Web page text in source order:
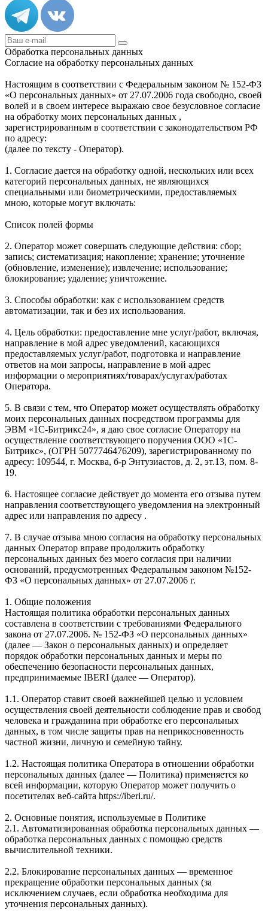
Обработка персональных данных
Согласие на обработку персональных данных
Настоящим в соответствии с Федеральным законом № 152-ФЗ
«О персональных данных» от 27.07.2006 года свободно, своей
волей и в своем интересе выражаю свое безусловное согласие
на обработку моих персональных данных ,
зарегистрированным в соответствии с законодательством РФ
по адресу:
(далее по тексту - Оператор).
1. Согласие дается на обработку одной, нескольких или всех
категорий персональных данных, не являющихся
специальными или биометрическими, предоставляемых
мною, которые могут включать:
Список полей формы
2. Оператор может совершать следующие действия: сбор;
запись; систематизация; накопление; хранение; уточнение
(обновление, изменение); извлечение; использование;
блокирование; удаление; уничтожение.
3. Способы обработки: как с использованием средств
автоматизации, так и без их использования.
4. Цель обработки: предоставление мне услуг/работ, включая,
направление в мой адрес уведомлений, касающихся
предоставляемых услуг/работ, подготовка и направление
ответов на мои запросы, направление в мой адрес
информации о мероприятиях/товарах/услугах/работах
Оператора.
5. В связи с тем, что Оператор может осуществлять обработку
моих персональных данных посредством программы для
ЭВМ «1С-Битрикс24», я даю свое согласие Оператору на
осуществление соответствующего поручения ООО «1С-
Битрикс», (ОГРН 5077746476209), зарегистрированному по
адресу: 109544, г. Москва, б-р Энтузиастов, д. 2, эт.13, пом. 8-
19.
6. Настоящее согласие действует до момента его отзыва путем
направления соответствующего уведомления на электронный
адрес или направления по адресу .
7. В случае отзыва мною согласия на обработку персональных
данных Оператор вправе продолжить обработку
персональных данных без моего согласия при наличии
оснований, предусмотренных Федеральным законом №152-
ФЗ «О персональных данных» от 27.07.2006 г.
1. Общие положения
Настоящая политика обработки персональных данных
составлена в соответствии с требованиями Федерального
закона от 27.07.2006. № 152-ФЗ «О персональных данных»
(далее — Закон о персональных данных) и определяет
порядок обработки персональных данных и меры по
обеспечению безопасности персональных данных,
предпринимаемые IBERI (далее — Оператор).
1.1. Оператор ставит своей важнейшей целью и условием
осуществления своей деятельности соблюдение прав и свобод
человека и гражданина при обработке его персональных
данных, в том числе защиты прав на неприкосновенность
частной жизни, личную и семейную тайну.
1.2. Настоящая политика Оператора в отношении обработки
персональных данных (далее — Политика) применяется ко
всей информации, которую Оператор может получить о
посетителях веб-сайта https://iberi.ru/.
2. Основные понятия, используемые в Политике
2.1. Автоматизированная обработка персональных данных —
обработка персональных данных с помощью средств
вычислительной техники.
2.2. Блокирование персональных данных — временное
прекращение обработки персональных данных (за
исключением случаев, если обработка необходима для
уточнения персональных данных).